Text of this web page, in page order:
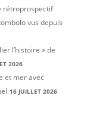
rétroprospectif
vus depuis
l’histoire » de
2026
et mer avec
16 JUILLET 2026